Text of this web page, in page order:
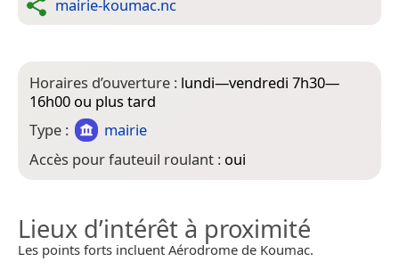
mairie-koumac.nc
Horaires d’ouverture : lundi—vendredi 7h30—
16h00 ou plus tard
Type :
mairie
Accès pour fauteuil roulant : oui
Lieux d’intérêt à proximité
Les points forts incluent Aérodrome de Koumac.